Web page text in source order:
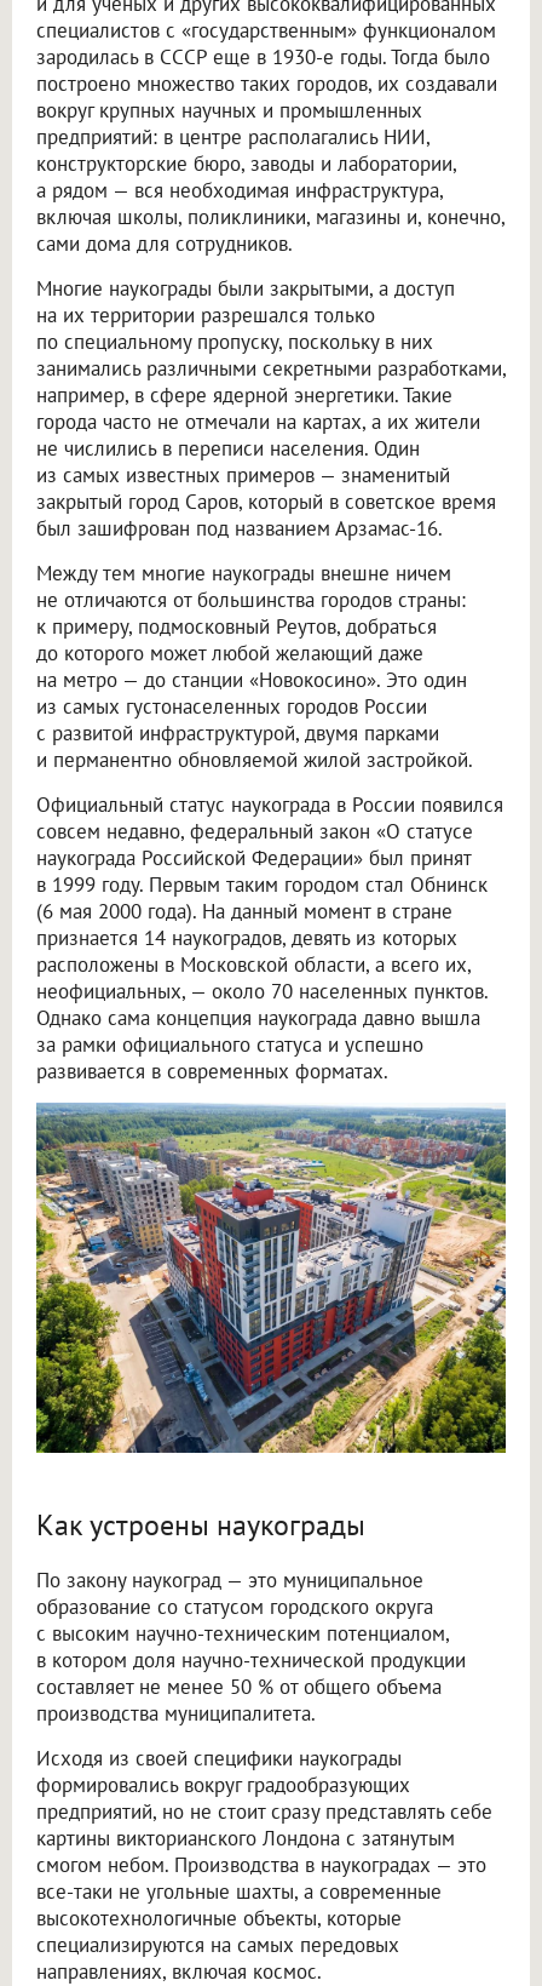
специалистов с «государственным» функционалом
зародилась в СССР еще в 1930-е годы. Тогда было
построено множество таких городов, их создавали
вокруг крупных научных и промышленных
предприятий: в центре располагались НИИ,
конструкторские бюро, заводы и лаборатории,
а рядом — вся необходимая инфраструктура,
включая школы, поликлиники, магазины и, конечно,
сами дома для сотрудников.
Многие наукограды были закрытыми, а доступ
на их территории разрешался только
по специальному пропуску, поскольку в них
занимались различными секретными разработками,
например, в сфере ядерной энергетики. Такие
города часто не отмечали на картах, а их жители
не числились в переписи населения. Один
из самых известных примеров — знаменитый
закрытый город Саров, который в советское время
был зашифрован под названием Арзамас-16.
Между тем многие наукограды внешне ничем
не отличаются от большинства городов страны:
к примеру, подмосковный Реутов, добраться
до которого может любой желающий даже
на метро — до станции «Новокосино». Это один
из самых густонаселенных городов России
с развитой инфраструктурой, двумя парками
и перманентно обновляемой жилой застройкой.
Официальный статус наукограда в России появился
совсем недавно, федеральный закон «О статусе
наукограда Российской Федерации» был принят
в 1999 году. Первым таким городом стал Обнинск
(6 мая 2000 года). На данный момент в стране
признается 14 наукоградов, девять из которых
расположены в Московской области, а всего их,
неофициальных, — около 70 населенных пунктов.
Однако сама концепция наукограда давно вышла
за рамки официального статуса и успешно
развивается в современных форматах.
Как устроены наукограды
По закону наукоград — это муниципальное
образование со статусом городского округа
с высоким научно-техническим потенциалом,
в котором доля научно-технической продукции
составляет не менее 50 % от общего объема
производства муниципалитета.
Исходя из своей специфики наукограды
формировались вокруг градообразующих
предприятий, но не стоит сразу представлять себе
картины викторианского Лондона с затянутым
смогом небом. Производства в наукоградах — это
все-таки не угольные шахты, а современные
высокотехнологичные объекты, которые
специализируются на самых передовых
направлениях, включая космос.